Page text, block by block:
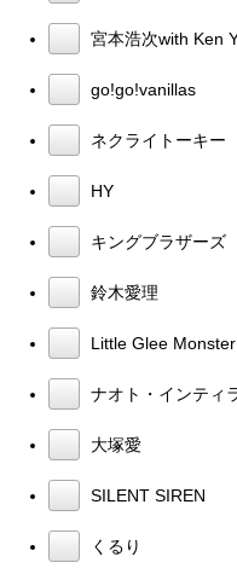
宮本浩次with Ken
go!go!vanillas
ネクライトーキー
HY
キングブラザーズ
鈴木愛理
Little Glee Monster
ナオト・インティ
大塚愛
SILENT SIREN
くるり